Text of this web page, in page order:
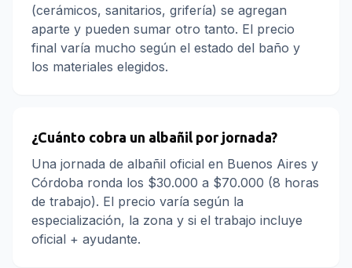
(cerámicos, sanitarios, grifería) se agregan
aparte y pueden sumar otro tanto. El precio
final varía mucho según el estado del baño y
los materiales elegidos.
¿Cuánto cobra un albañil por jornada?
Una jornada de albañil oficial en Buenos Aires y
Córdoba ronda los $30.000 a $70.000 (8 horas
de trabajo). El precio varía según la
especialización, la zona y si el trabajo incluye
oficial + ayudante.